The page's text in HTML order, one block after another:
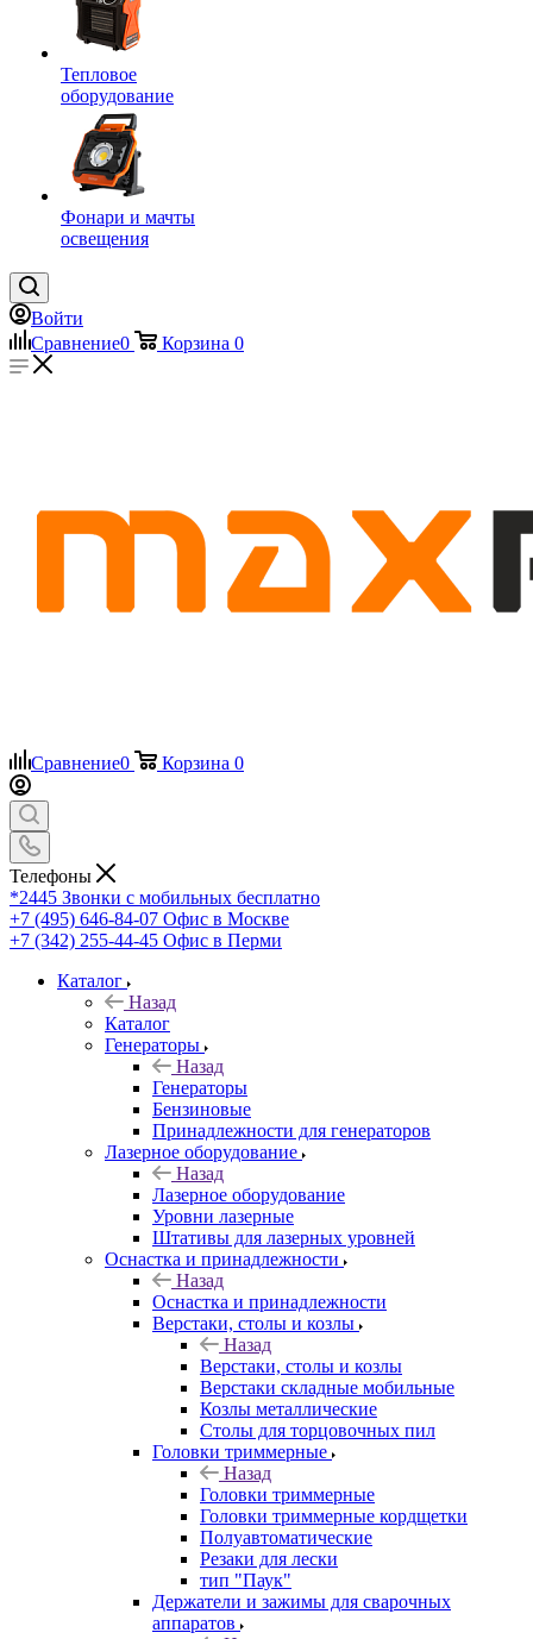
Тепловое
оборудование
Фонари и мачты
освещения
Войти
Сравнение0 Корзина 0
Сравнение0 Корзина 0
Телефоны
*2445 Звонки с мобильных бесплатно
+7 (495) 646-84-07 Офис в Москве
+7 (342) 255-44-45 Офис в Перми
Каталог
Назад
Каталог
Генераторы
Назад
Генераторы
Бензиновые
Принадлежности для генераторов
Лазерное оборудование
Назад
Лазерное оборудование
Уровни лазерные
Штативы для лазерных уровней
Оснастка и принадлежности
Назад
Оснастка и принадлежности
Верстаки, столы и козлы
Назад
Верстаки, столы и козлы
Верстаки складные мобильные
Козлы металлические
Столы для торцовочных пил
Головки триммерные
Назад
Головки триммерные
Головки триммерные кордщетки
Полуавтоматические
Резаки для лески
тип "Паук"
Держатели и зажимы для сварочных
аппаратов